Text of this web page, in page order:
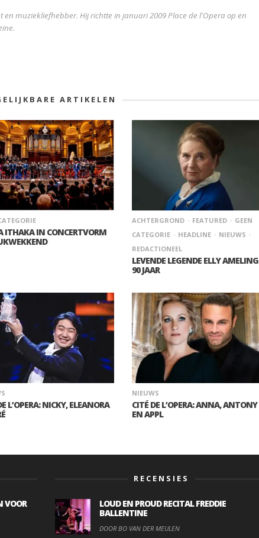
en muziekliefhebber. Hij richtte in januari 2009 Place de l'Opera op en
ARTIKELEN
ITHAKA IN CONCERTVORM
ACHTERGROND FEATURED
GEEN
CATEGORIE
HEADLINE
NIEUWS
REDACTIONEEL
LEVENDE LEGENDE ELLY AMELING
90 JAAR
L’OPERA: NICKY, ELEANORA
NIEUWS
CITÉ DE L’OPERA: ANNA, ANTONY
EN APPL
VOOR
RECENSIES
LOUD EN PROUD RECITAL FREDDIE
BALLENTINE
DOOR BO VAN DER MEULEN